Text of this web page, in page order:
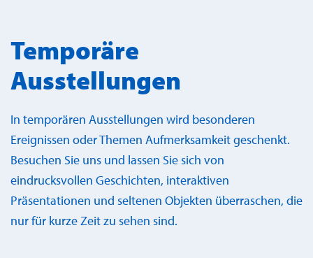
Temporäre
Ausstellungen
In temporären Ausstellungen wird besonderen
Ereignissen oder Themen Aufmerksamkeit geschenkt.
Besuchen Sie uns und lassen Sie sich von
eindrucksvollen Geschichten, interaktiven
Präsentationen und seltenen Objekten überraschen, die
nur für kurze Zeit zu sehen sind.